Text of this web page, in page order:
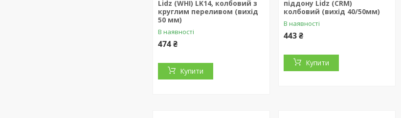
Lidz (WHI) LK14, колбовий з
круглим переливом (вихід
50 мм)
В наявності
474 ₴
Купити
піддону Lidz (CRM)
колбовий (вихід 40/50мм)
В наявності
443 ₴
Купити